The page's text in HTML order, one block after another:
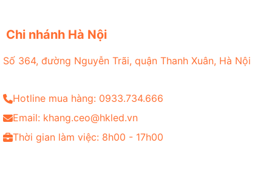
Chi nhánh Hà Nội
Số 364, đường Nguyễn Trãi, quận Thanh Xuân, Hà Nội
Hotline mua hàng: 0933.734.666
Email: khang.ceo@hkled.vn
Thời gian làm việc: 8h00 - 17h00